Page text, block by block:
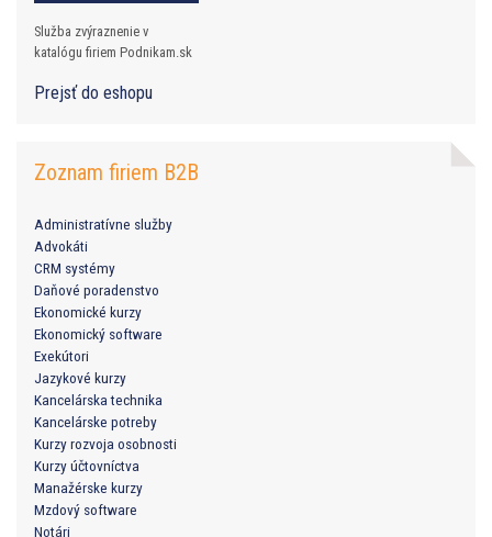
Služba zvýraznenie v
katalógu firiem Podnikam.sk
Prejsť do eshopu
Zoznam firiem B2B
Administratívne služby
Advokáti
CRM systémy
Daňové poradenstvo
Ekonomické kurzy
Ekonomický software
Exekútori
Jazykové kurzy
Kancelárska technika
Kancelárske potreby
Kurzy rozvoja osobnosti
Kurzy účtovníctva
Manažérske kurzy
Mzdový software
Notári